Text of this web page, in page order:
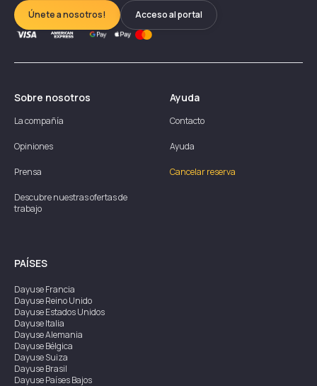
Únete a nosotros! Acceso al portal
Sobre nosotros
La compañía
Opiniones
Prensa
Descubre nuestras ofertas de
trabajo
Ayuda
Contacto
Ayuda
Cancelar reserva
PAÍSES
DayuseFrancia
DayuseReino Unido
DayuseEstados Unidos
DayuseItalia
DayuseAlemania
DayuseBélgica
DayuseSuiza
DayuseBrasil
DayusePaíses Bajos